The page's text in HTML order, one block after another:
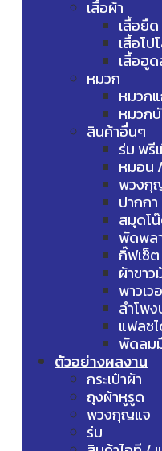
เสื้อผ้า
เสื้อยืด
เสื้อโป
เสื้อฮูด
หมวก
หมวก
หมวก
สินค้าอื่นๆ
ร่ม พรี
หมอน
พวงกุ
ปากกา
สมุดโ
พัดพล
กิ๊ฟเซ็
ผ้าขา
พาวเ
ลำโพ
แฟลช
พัดลม
ตัวอย่างผลงาน
กระเป๋าผ้า
ถุงผ้าหูรูด
พวงกุญแจ
ร่ม